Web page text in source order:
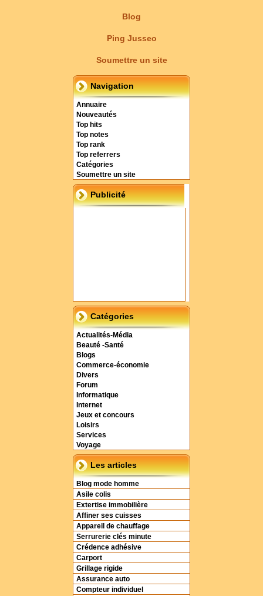
Blog
Ping Jusseo
Soumettre un site
Navigation
Annuaire
Nouveautés
Top hits
Top notes
Top rank
Top referrers
Catégories
Soumettre un site
Publicité
Catégories
Actualités-Média
Beauté -Santé
Blogs
Commerce-économie
Divers
Forum
Informatique
Internet
Jeux et concours
Loisirs
Services
Voyage
Les articles
Blog mode homme
Asile colis
Extertise immobilière
Affiner ses cuisses
Appareil de chauffage
Serrurerie clés minute
Crédence adhésive
Carport
Grillage rigide
Assurance auto
Compteur individuel